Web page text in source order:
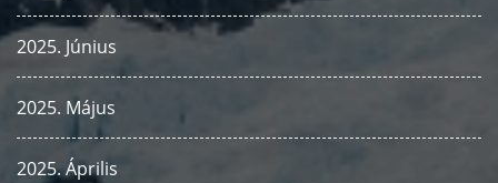
2025. Június
2025. Május
2025. Április